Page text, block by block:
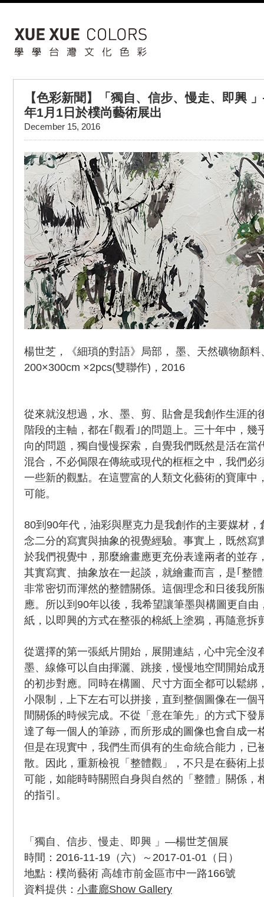
【色彩新聞】「獨自、信步、慢走、即興
年1月1日於樸尚藝術展出
December 15, 2016
楊世芝，《細瑣的對語》局部， 墨、天然礦物顏
200×300cm ×2pcs(雙聯作)，2016
從來就沒想過，水、墨、剪、貼會是我創作生涯的
階段的主軸，都在｢觀看｣的問題上。三十年中，幾
向的問題，獨自慢慢探索，自覺我們既然是活在當
混合，不必侷限在傳統或現代的框框之中，我們必
一些新的觀點。在這豐富的人類文化藝術的寶庫中
可能。
80到90年代，油彩與壓克力是我創作的主要媒材
念二分的寫實與抽象的視覺經驗。事實上，既然寫
於我們視覺中，那麼繪畫應更充份表達兩者的並存
其實寫實、抽象放在一起談，就繪畫而言，是｢整
非常密切而渾然的整體關係。這個理念和日後我所
應。所以到90年以後，我希望讓筆墨與構圖更自由
紙，以即興的方式在整張的棉紙上塗鴉，再隨意拆
從選擇的第一張紙片開始，展開連結，心中完全沒
墨、線條可以自由揮灑、跳接，慢慢地空間開始成
的初步對應。同時在構圖、尺寸方面全都可以鬆綁
小限制，上下左右可以拼接，直到整個圖像在一個
間關係的時候完成。不從「意在筆先」的方式下發
達了每一個人的筆跡，而所形成的圖像也會自成一
但是在現實中，我們生而俱有的生命統合能力，已
散。因此，重新檢視「整體觀」，不只是在藝術上
可能，如能時時關照自身與自然的「整體」關係，
的指引。
「獨自、信步、慢走、即興 」—楊世芝個展
時間：2016-11-19（六）～2017-01-01（日）
地點：樸尚藝術 高雄市前金區市中一路166號
資料提供： 小畫廊Show Gallery